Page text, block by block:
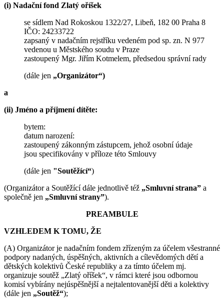
(i) Nadační fond Zlatý oříšek
se sídlem Nad Rokoskou 1322/27, Libeň, 182 00 Praha 8
IČO: 24233722
zapsaný v nadačním rejstříku vedeném pod sp. zn. N 977
vedenou u Městského soudu v Praze
zastoupený Mgr. Jiřím Kotmelem, předsedou správní rady
(dále jen „Organizátor“)
a
(ii) Jméno a příjmení dítěte:
bytem:
datum narození:
zastoupený zákonným zástupcem, jehož osobní údaje
jsou specifikovány v příloze této Smlouvy
(dále jen "Soutěžící“)
(Organizátor a Soutěžící dále jednotlivě též „Smluvní strana” a
společně jen „Smluvní strany”).
PREAMBULE
VZHLEDEM K TOMU, ŽE
(A) Organizátor je nadačním fondem zřízeným za účelem všestranné
podpory nadaných, úspěšných, aktivních a cílevědomých dětí a
dětských kolektivů České republiky a za tímto účelem mj.
organizuje soutěž „Zlatý oříšek“, v rámci které jsou odbornou
komisí vybírány nejúspěšnější a nejtalentovanější děti a kolektivy
(dále jen „Soutěž“);